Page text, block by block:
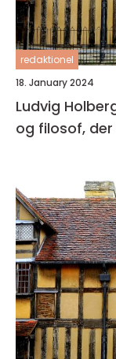
redaktionel
18. January 2024
Ludvig
og filosof, der